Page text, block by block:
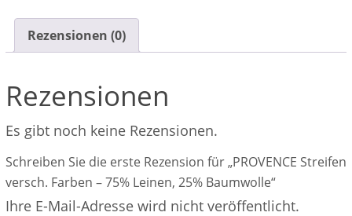
Leinen,
25%
Menge
Rezensionen (0)
Rezensionen
Es gibt noch keine Rezensionen.
Schreiben Sie die erste Rezension für „PROVENCE Streifen
versch. Farben – 75% Leinen, 25% Baumwolle“
Ihre E-Mail-Adresse wird nicht veröffentlicht.